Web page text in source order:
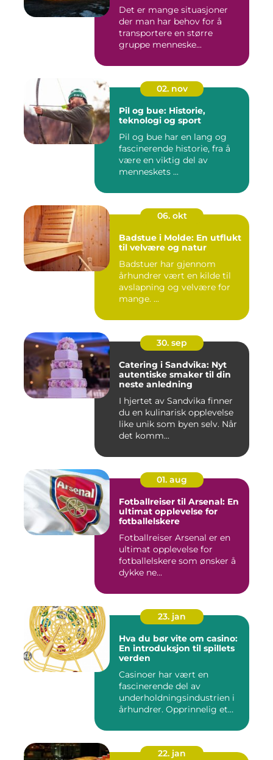
Det er mange situasjoner
der man har behov for å
transportere en større
gruppe menneske...
02. nov
Pil og bue: Historie,
teknologi og sport
Pil og bue har en lang og
fascinerende historie, fra å
være en viktig del av
menneskets ...
06. okt
Badstue i Molde: En utflukt
til velvære og natur
Badstuer har gjennom
århundrer vært en kilde til
avslapning og velvære for
mange. ...
30. sep
Catering i Sandvika: Nyt
autentiske smaker til din
neste anledning
I hjertet av Sandvika finner
du en kulinarisk opplevelse
like unik som byen selv. Når
det komm...
01. aug
Fotballreiser til Arsenal: En
ultimat opplevelse for
fotballelskere
Fotballreiser Arsenal er en
ultimat opplevelse for
fotballelskere som ønsker å
dykke ne...
23. jan
Hva du bør vite om casino:
En introduksjon til spillets
verden
Casinoer har vært en
fascinerende del av
underholdningsindustrien i
århundrer. Opprinnelig et
22. jan